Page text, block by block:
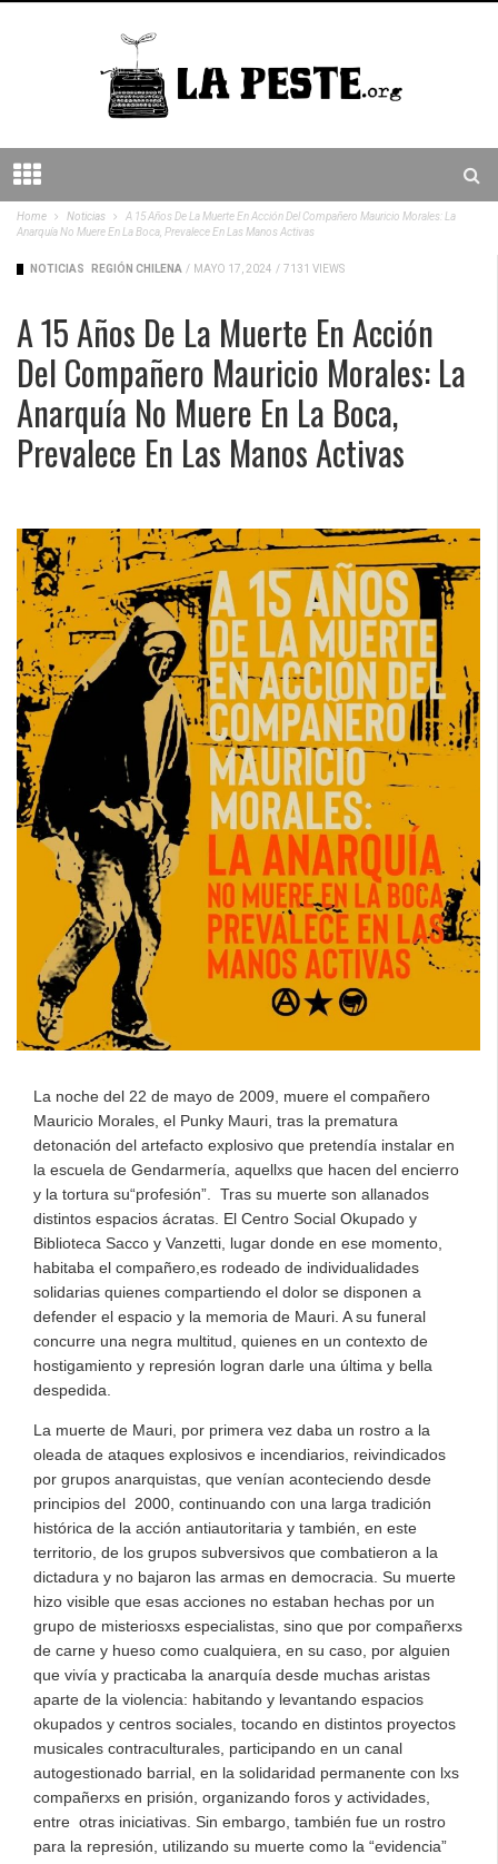
Home Noticias
A 15 Años De La Muerte En Acción Del Compañero Mauricio Morales: La
Anarquía No Muere En La Boca, Prevalece En Las Manos Activas
NOTICIAS REGIÓN CHILENA / MAYO 17, 2024 / 7131 VIEWS
A 15 Años De La Muerte En Acción
Del Compañero Mauricio Morales: La
Anarquía No Muere En La Boca,
Prevalece En Las Manos Activas
La noche del 22 de mayo de 2009, muere el compañero
Mauricio Morales, el Punky Mauri, tras la prematura
detonación del artefacto explosivo que pretendía instalar en
la escuela de Gendarmería, aquellxs que hacen del encierro
y la tortura su“profesión”. Tras su muerte son allanados
distintos espacios ácratas. El Centro Social Okupado y
Biblioteca Sacco y Vanzetti, lugar donde en ese momento,
habitaba el compañero,es rodeado de individualidades
solidarias quienes compartiendo el dolor se disponen a
defender el espacio y la memoria de Mauri. A su funeral
concurre una negra multitud, quienes en un contexto de
hostigamiento y represión logran darle una última y bella
despedida.
La muerte de Mauri, por primera vez daba un rostro a la
oleada de ataques explosivos e incendiarios, reivindicados
por grupos anarquistas, que venían aconteciendo desde
principios del 2000, continuando con una larga tradición
histórica de la acción antiautoritaria y también, en este
territorio, de los grupos subversivos que combatieron a la
dictadura y no bajaron las armas en democracia. Su muerte
hizo visible que esas acciones no estaban hechas por un
grupo de misteriosxs especialistas, sino que por compañerxs
de carne y hueso como cualquiera, en su caso, por alguien
que vivía y practicaba la anarquía desde muchas aristas
aparte de la violencia: habitando y levantando espacios
okupados y centros sociales, tocando en distintos proyectos
musicales contraculturales, participando en un canal
autogestionado barrial, en la solidaridad permanente con lxs
compañerxs en prisión, organizando foros y actividades,
entre otras iniciativas. Sin embargo, también fue un rostro
para la represión, utilizando su muerte como la “evidencia”